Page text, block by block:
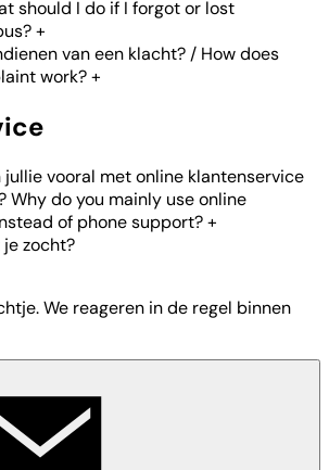
should I do if I forgot or lost
+
van een klacht? / How does
work?+
jullie vooral met online klantenservice
Why do you mainly use online
of phone support?+
zocht?
We reageren in de regel binnen